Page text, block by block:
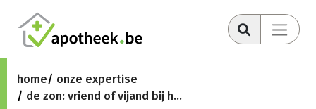
home
onze expertise
de zon: vriend of vijand bij huidproblemen?